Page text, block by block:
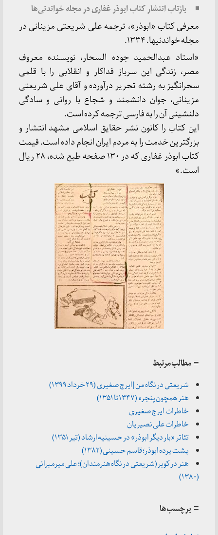
بازتاب انتشار کتاب ابوذر غفاری در مجله خواندنی‌ها
معرفی کتاب «ابوذر»، ترجمه علی شریعتی مزینانی در
مجله خواندنیها. ۱۳۳۴.
«استاد عبدالحمید جوده السحار، نویسنده معروف
مصر، زندگی این سرباز فداکار و انقلابی را با قلمی
سحرانگیز به رشته تحریر درآورده و آقای علی شریعتی
مزینانی، جوان دانشمند و شجاع با روانی و سادگی
دلنشینی آن را به فارسی ترجمه کرده است.
این کتاب را کانون نشر حقایق اسلامی مشهد انتشار و
بزرگترین خدمت را به مردم ایران انجام داده است. قیمت
کتاب ابوذر غفاری که در ۱۳۰ صفحه طبع شده، ۲۸ ریال
است.»
≡ مطالب مرتبط
شریعتی در نگاه من | ایرج صغیری (۲۹ خرداد ۱۳۹۹)
هنر همچون پنجره (۱۳۴۷ تا ۱۳۵۱)
خاطرات ایرج صغیری
خاطرات علی نصیریان
تئاتر «بار دیگر ابوذر» در حسینیه ارشاد (تیر ۱۳۵۱)
پشت پرده ابوذر؛ قاسم حسینی (۱۳۸۲)
هنر در کویر (شریعتی در نگاه هنرمندان)؛ علی میرمیرانی
(۱۳۸۰)
≡ برچسب‌ها